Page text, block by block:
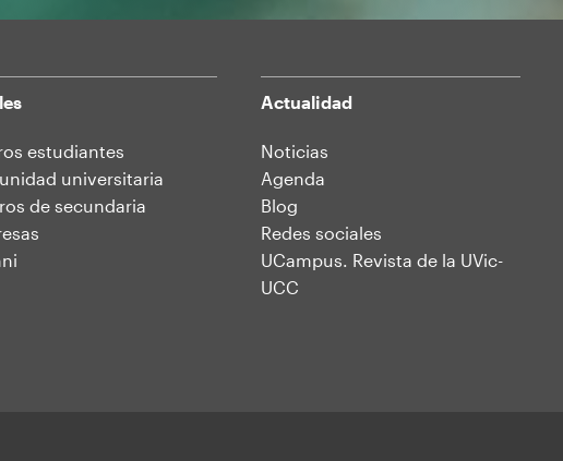
estudiantes
universitaria
de secundaria
Actualidad
Noticias
Agenda
Blog
Redes sociales
UCampus. Revista de la UVic-
UCC